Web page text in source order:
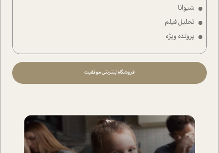
شیوانا
تحلیل فیلم
پرونده ویژه
فروشگاه اینترنتی موفقیت